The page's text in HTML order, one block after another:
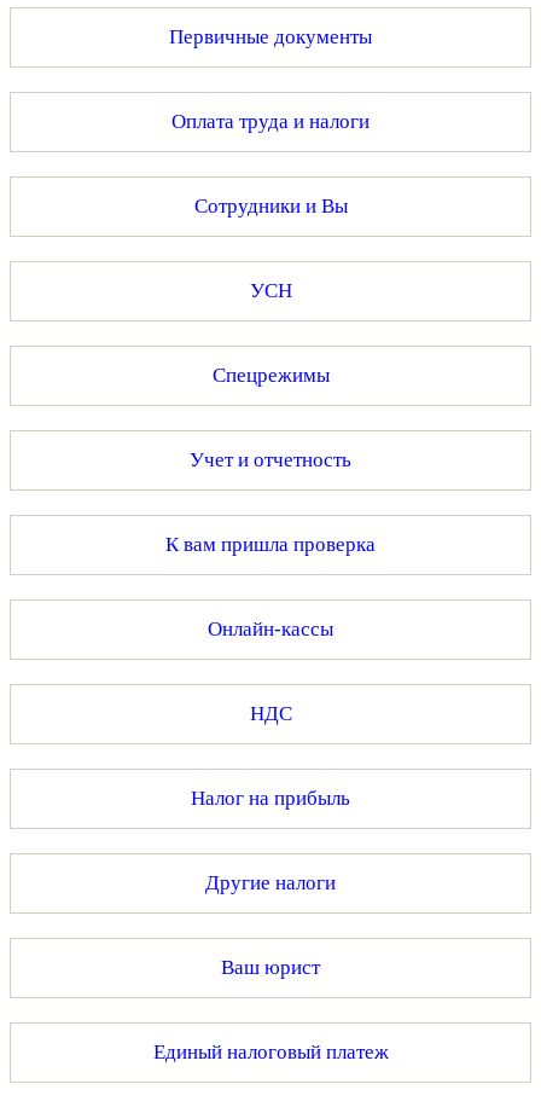
Первичные документы
Оплата труда и налоги
Сотрудники и Вы
УСН
Спецрежимы
Учет и отчетность
К вам пришла проверка
Онлайн-кассы
НДС
Налог на прибыль
Другие налоги
Ваш юрист
Единый налоговый платеж